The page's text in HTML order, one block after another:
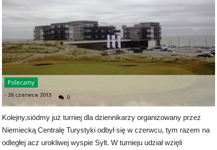
Polecamy
- 26 czerwca 2013 0
Kolejny,siódmy już turniej dla dziennikarzy organizowany przez
Niemiecką Centralę Turystyki odbył się w czerwcu, tym razem na
odległej acz urokliwej wyspie Sylt. W turnieju udział wzięli